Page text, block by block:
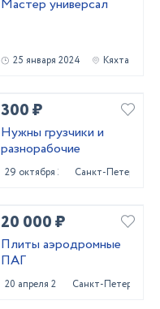
Мастер универсал
25 января 2024 Кяхта
300 ₽
Нужны грузчики и
разнорабочие
29 октября 2023Санкт-Петербург
20 000 ₽
Плиты аэродромные
ПАГ
20 апреля 2023 Санкт-Петербург